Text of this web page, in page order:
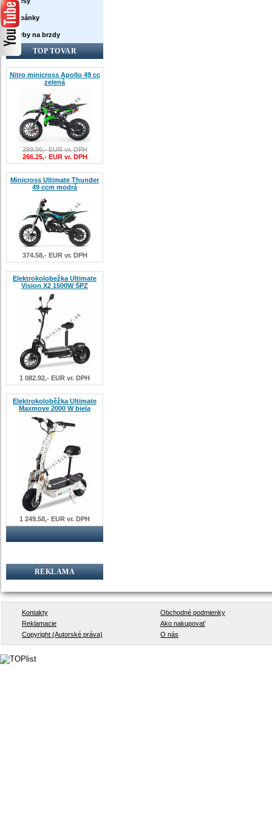
Topánky
Farby na brzdy
TOP TOVAR
Nitro minicross Apollo 49 cc
zelená
299.00,- EUR vr. DPH
266.25,- EUR vr. DPH
Minicross Ultimate Thunder
49 ccm modrá
374.58,- EUR vr. DPH
Elektrokolobežka Ultimate
Vision X2 1500W ŠPZ
1 082.92,- EUR vr. DPH
Elektrokoloběžka Ultimate
Maxmove 2000 W biela
1 249.58,- EUR vr. DPH
REKLAMA
Kontakty
Obchodné podmienky
Reklamacie
Ako nakupovať
Copyright (Autorské práva)
O nás